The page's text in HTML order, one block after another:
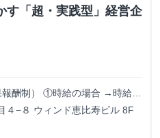
す「超・実践型」経営企
報酬制） ①時給の場合 →時給
酬の条件・単価 → 粗利に対す
４−８ ウィンド恵比寿ビル 8F